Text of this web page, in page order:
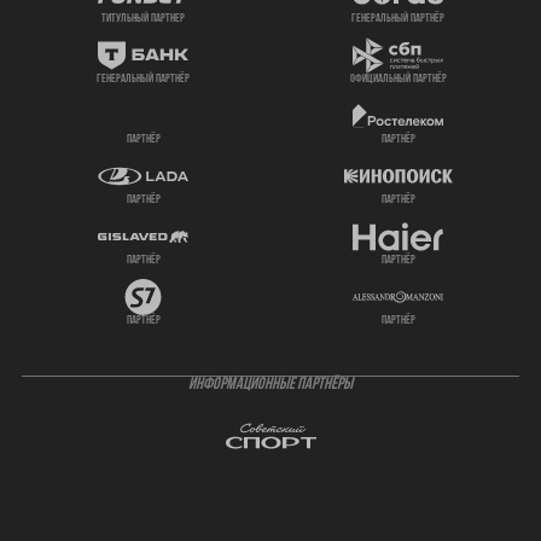
титульный партнер генеральный партнёр
генеральный партнёр официальный партнёр
партнёр партнёр
партнёр партнёр
партнёр партнёр
партнёр партнёр
ИНФОРМАЦИОННЫЕ ПАРТНЁРЫ